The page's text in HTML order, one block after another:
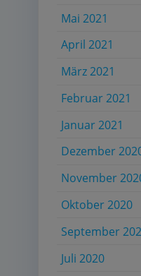
Mai 2021
April 2021
März 2021
Februar 2021
Januar 2021
Dezember
November
Oktober 2020
September
Juli 2020